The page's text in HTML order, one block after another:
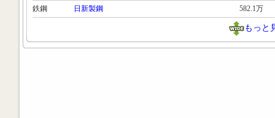
鉄鋼
日新製鋼 582.1万
もっと